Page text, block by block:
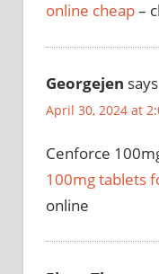
online cheap–
Georgejen
April 30, 2024 at
Cenforce
100mg tablets
online